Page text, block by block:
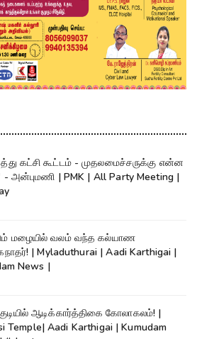
கட்சி கூட்டம் - முதலமைச்சருக்கு என்ன
அன்புமணி | PMK | All Party Meeting |
மழையில் வலம் வந்த கல்யாண
| Myladuthurai | Aadi Karthigai |
News |
ஆடிக்கார்த்திகை கோலாகலம்! |
Temple| Aadi Karthigai | Kumudam